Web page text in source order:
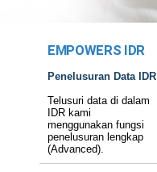
EMPOWERS IDR
Penelusuran Data IDR
Telusuri data di dalam
IDR kami
menggunakan fungsi
penelusuran lengkap
(Advanced).